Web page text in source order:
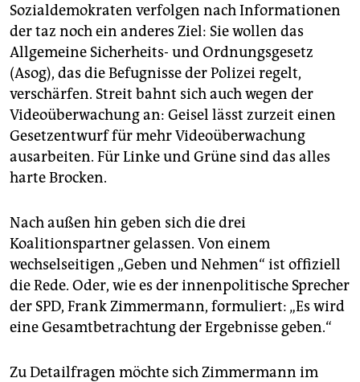
Sozialdemokraten verfolgen nach Informationen
der taz noch ein anderes Ziel: Sie wollen das
Allgemeine Sicherheits- und Ordnungsgesetz
(Asog), das die Befugnisse der Polizei regelt,
verschärfen. Streit bahnt sich auch wegen der
Videoüberwachung an: Geisel lässt zurzeit einen
Gesetzentwurf für mehr Videoüberwachung
ausarbeiten. Für Linke und Grüne sind das alles
harte Brocken.
Nach außen hin geben sich die drei
Koalitionspartner gelassen. Von einem
wechselseitigen „Geben und Nehmen“ ist offiziell
die Rede. Oder, wie es der innenpolitische Sprecher
der SPD, Frank Zimmermann, formuliert: „Es wird
eine Gesamtbetrachtung der Ergebnisse geben.“
Zu Detailfragen möchte sich Zimmermann im